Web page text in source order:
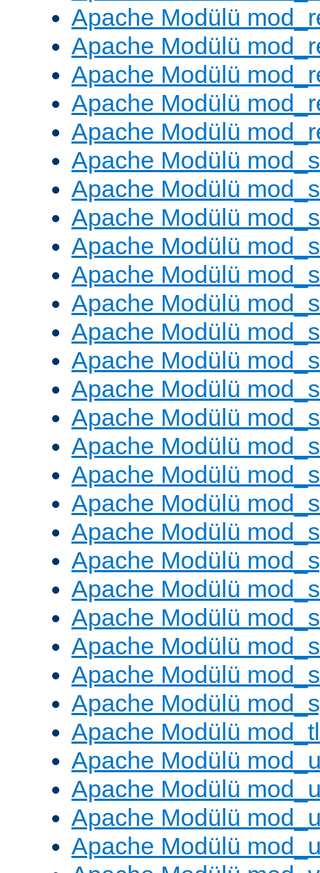
Apache Modülü
Apache Modülü
Apache Modülü
Apache Modülü
Apache Modülü
Apache Modülü
Apache Modülü
Apache Modülü
Apache Modülü
Apache Modülü
Apache Modülü
Apache Modülü
Apache Modülü
Apache Modülü
Apache Modülü
Apache Modülü
Apache Modülü
Apache Modülü
Apache Modülü
Apache Modülü
Apache Modülü
Apache Modülü
Apache Modülü
Apache Modülü
Apache Modülü
Apache Modülü
Apache Modülü
Apache Modülü
Apache Modülü
Apache Modülü